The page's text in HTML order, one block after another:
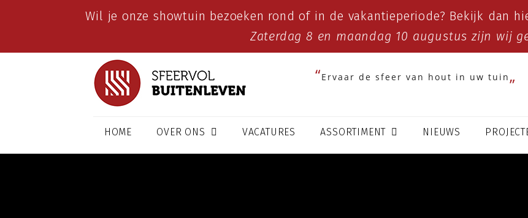
Wil je onze showtuin bezoeken rond of in de vakantieperiode? Bekijk dan
Zaterdag 8 en maandag 10 augustus zijn wij
Ervaar de sfeer van hout in uw tuin
HOME OVER ONS VACATURES ASSORTIMENT NIEUWS